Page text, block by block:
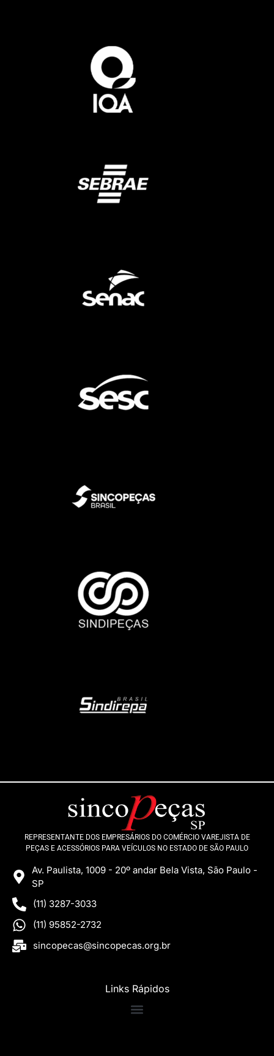
REPRESENTANTE DOS EMPRESÁRIOS DO COMÉRCIO VAREJISTA DE
PEÇAS E ACESSÓRIOS PARA VEÍCULOS NO ESTADO DE SÃO PAULO
Av. Paulista, 1009 - 20º andar Bela Vista, São Paulo -
SP
(11) 3287-3033
(11) 95852-2732
sincopecas@sincopecas.org.br
Links Rápidos